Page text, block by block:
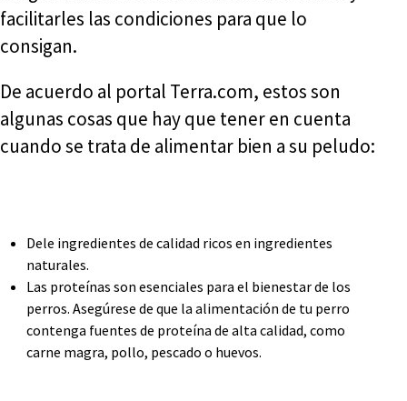
facilitarles las condiciones para que lo
consigan.
De acuerdo al portal Terra.com, estos son
algunas cosas que hay que tener en cuenta
cuando se trata de alimentar bien a su peludo:
Dele ingredientes de calidad ricos en ingredientes
naturales.
Las proteínas son esenciales para el bienestar de los
perros. Asegúrese de que la alimentación de tu perro
contenga fuentes de proteína de alta calidad, como
carne magra, pollo, pescado o huevos.